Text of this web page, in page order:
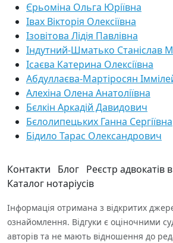
Єрьоміна Ольга Юріївна
Івах Вікторія Олексіївна
Ізовітова Лідія Павлівна
Індутний-Шматько Станіслав
Ісаєва Катерина Олексіївна
Абдуллаєва-Мартіросян
Алехіна Олена Анатоліївна
Бєлкін Аркадій Давидович
Бєлолипецьких Ганна Сергіївна
Бідило Тарас Олександрович
Контакти Блог Реєстр адвокатів
Каталог нотаріусів
Інформація отримана з відкритих
ознайомлення. Відгуки є оціночними
авторів та не мають відношення до